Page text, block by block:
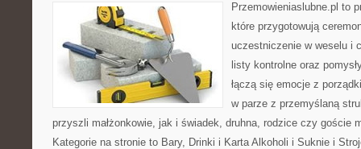
Przemowieniaslubne.pl to
które przygotowują
uczestniczenie w weselu i
listy kontrolne oraz
łączą się emocje z
w parze z przemyślaną
przyszli małżonkowie, jak i świadek, druhna, rodzice czy goście
Kategorie na stronie to Bary, Drinki i Karta Alkoholi i Suknie i